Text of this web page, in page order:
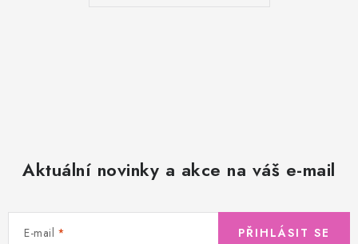
Aktuální novinky a akce na váš e-mail
E-mail PŘIHLÁSIT SE